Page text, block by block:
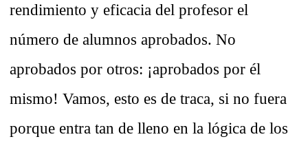
rendimiento y eficacia del profesor el
número de alumnos aprobados. No
aprobados por otros: ¡aprobados por él
mismo! Vamos, esto es de traca, si no fuera
porque entra tan de lleno en la lógica de los